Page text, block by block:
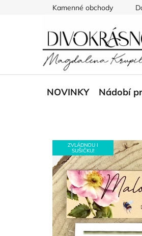
Kamenné obchody
NOVINKY Nádobí
ZVLÁDNOU I
SUŠIČKU!